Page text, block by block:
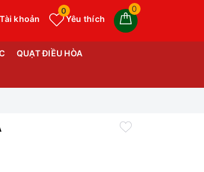
0
Yêu thích
0
Tài khoản
QUẠT ĐIỀU HÒA